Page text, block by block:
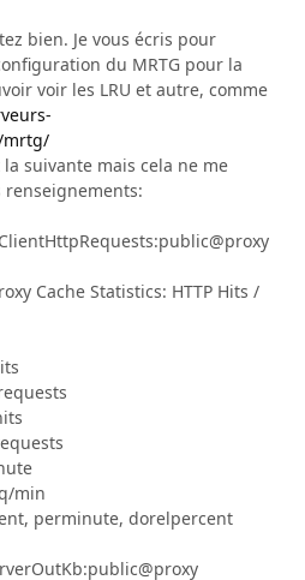
bien. Je vous écris pour
du MRTG pour la
voir les LRU et autre, comme
mrtg/
suivante mais cela ne me
renseignements:
Cache Statistics: HTTP Hits /
min
perminute, dorelpercent